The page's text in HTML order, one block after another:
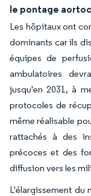
le pontage
Les hôpitaux ont
dominants car ils
équipes de
ambulatoires
jusqu'en 2031, à
protocoles de
même réalisable
rattachés à des
précoces et des
diffusion vers les
L'élargissement du